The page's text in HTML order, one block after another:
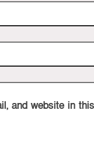
and website in